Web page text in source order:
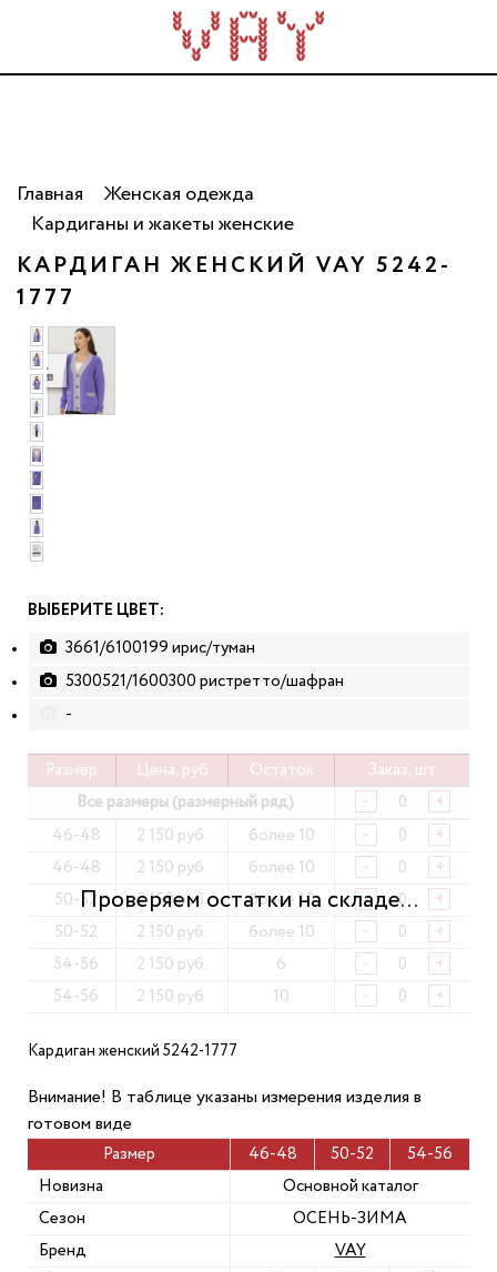
Трикотаж для всей семьи. Сделано в России. Опт
от 5 000 рублей.
Главная
Женская одежда
Кардиганы и жакеты женские
КАРДИГАН ЖЕНСКИЙ VAY 5242-
1777
ВЫБЕРИТЕ ЦВЕТ:
3661/6100199 ирис/туман
5300521/1600300 ристретто/шафран
-
Размер Цена, руб Остаток
Заказ, шт
Все размеры (размерный ряд)
- +
46-48 2 150 руб. более 10 - +
46-48 2 150 руб. более 10 - +
50-52 2 150 руб. более 10 - +
50-52 2 150 руб. более 10 - +
54-56 2 150 руб. 6 - +
54-56 2 150 руб. 10 - +
Кардиган женский 5242-1777
Внимание! В таблице указаны измерения изделия в
готовом виде
Размер 46-48 50-52
54-56
Новизна
Основной каталог
Сезон
ОСЕНЬ-ЗИМА
Бренд
VAY